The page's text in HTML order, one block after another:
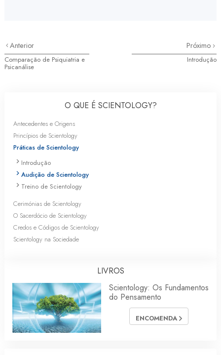
Anterior
Comparação de Psiquiatria e
Psicanálise
Próximo
Introdução
O QUE É SCIENTOLOGY?
Antecedentes e Origens
Princípios de Scientology
Práticas de Scientology
Introdução
Audição de Scientology
Treino de Scientology
Cerimónias de Scientology
O Sacerdócio de Scientology
Credos e Códigos de Scientology
Scientology na Sociedade
LIVROS
Scientology: Os Fundamentos
do Pensamento
ENCOMENDA